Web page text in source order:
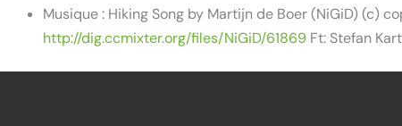
Musique : Hiking Song by Martijn de Boer (NiGiD) (c)
http://dig.ccmixter.org/files/NiGiD/61869 Ft: Stefan